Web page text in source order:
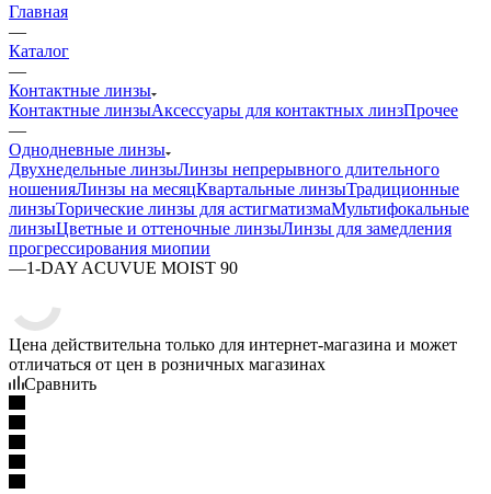
Главная
—
Каталог
—
Контактные линзы
Контактные линзыАксессуары для контактных линзПрочее
—
Однодневные линзы
Двухнедельные линзыЛинзы непрерывного длительного
ношенияЛинзы на месяцКвартальные линзыТрадиционные
линзыТорические линзы для астигматизмаМультифокальные
линзыЦветные и оттеночные линзыЛинзы для замедления
прогрессирования миопии
—1-DAY ACUVUE MOIST 90
Цена действительна только для интернет-магазина и может
отличаться от цен в розничных магазинах
Сравнить